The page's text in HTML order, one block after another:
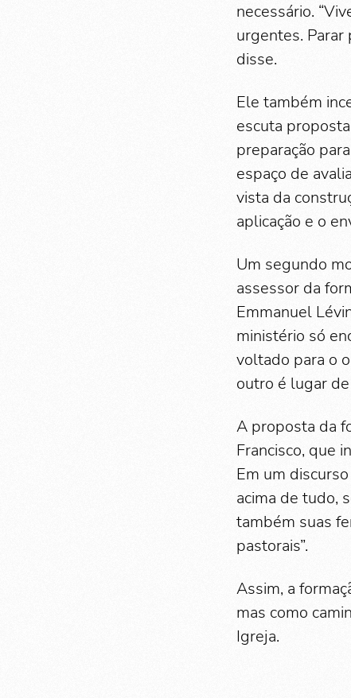
necessário.
urgentes.
disse.
Ele também
escuta
preparação
espaço de
vista da
aplicação e o
Um segundo
assessor da
Emmanuel
ministério só
voltado para o
outro é lugar de
A proposta da
Francisco, que
Em um
acima de tudo,
também suas
pastorais”.
Assim, a
mas como
Igreja.